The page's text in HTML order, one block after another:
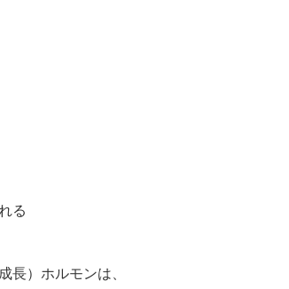
る
長）ホルモンは、